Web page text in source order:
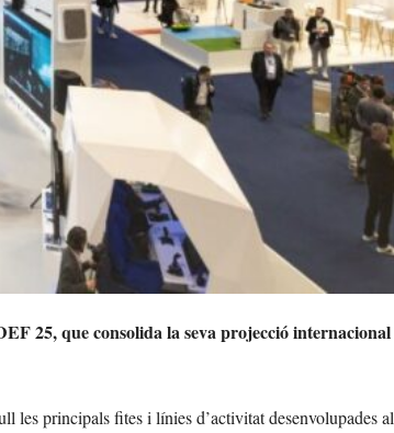
25, que consolida la seva projecció internacional
les principals fites i línies d’activitat desenvolupades al